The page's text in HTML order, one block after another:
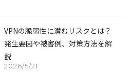
2026/5/21
VPNの脆弱性に潜むリスクとは？
発生要因や被害例、対策方法を解
説